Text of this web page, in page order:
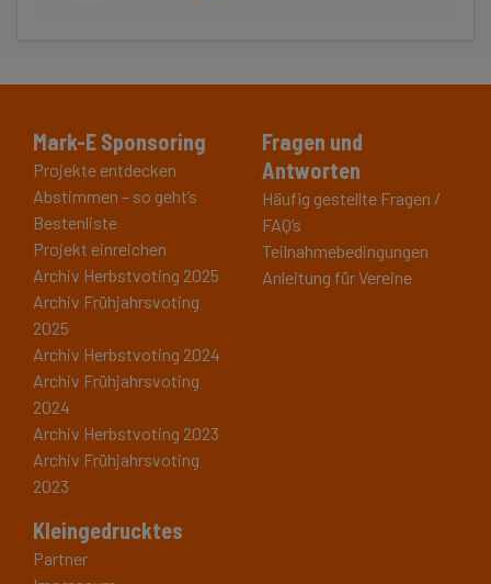
Mark-E Sponsoring
Projekte entdecken
Abstimmen – so geht’s
Bestenliste
Projekt einreichen
Archiv Herbstvoting 2025
Archiv Frühjahrsvoting
2025
Archiv Herbstvoting 2024
Archiv Frühjahrsvoting
2024
Archiv Herbstvoting 2023
Archiv Frühjahrsvoting
2023
Fragen und
Antworten
Häufig gestellte Fragen /
FAQ’s
Teilnahmebedingungen
Anleitung für Vereine
Kleingedrucktes
Partner